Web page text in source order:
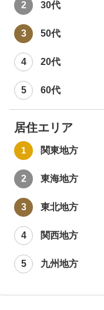
30代
50代
20代
60代
居住エリア
関東地方
東海地方
東北地方
関西地方
九州地方